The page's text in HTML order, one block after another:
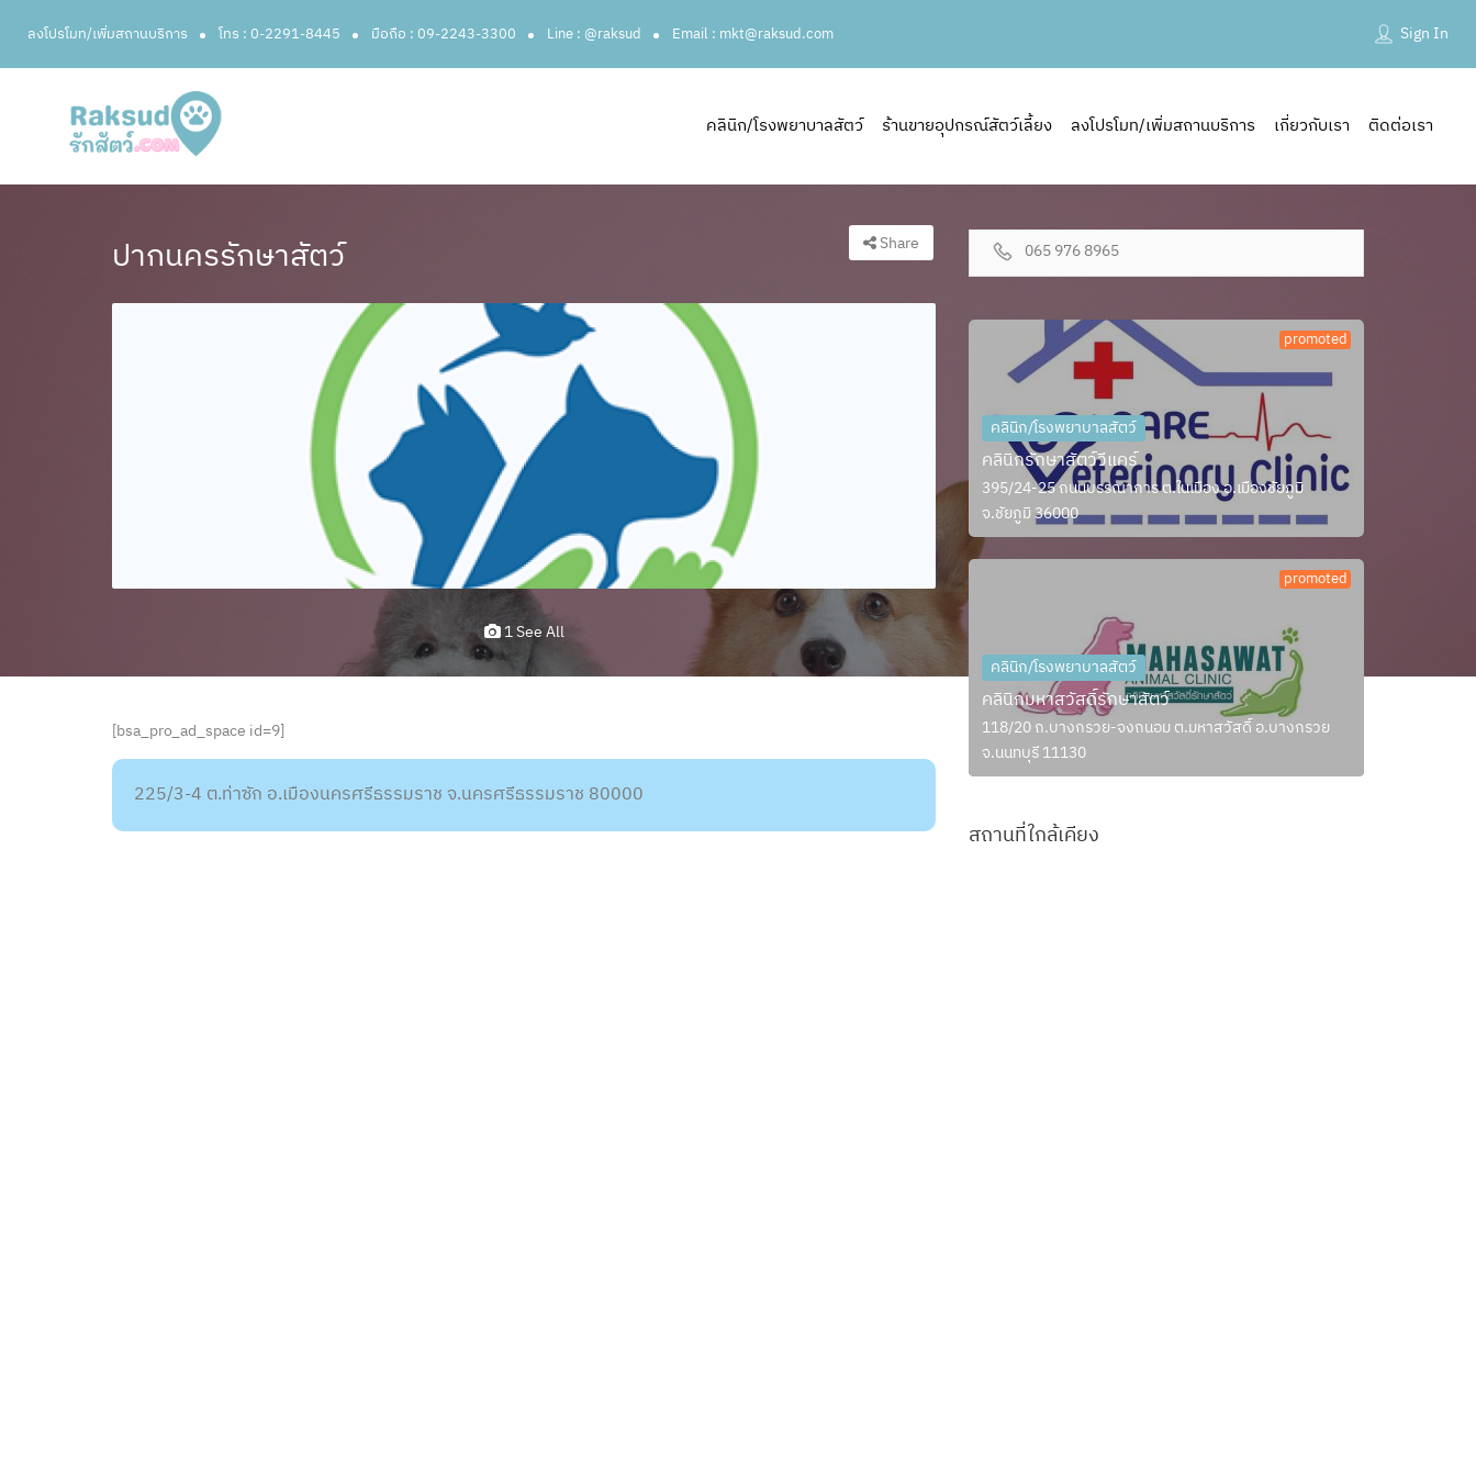
ลงโปรโมท/เพิ่มสถานบริการ โทร : 0-2291-8445 มือถือ : 09-2243-3300 Line : @raksud Email : mkt@raksud.com Sign In
คลินิก/โรงพยาบาลสัตว์ ร้านขายอุปกรณ์สัตว์เลี้ยง ลงโปรโมท/เพิ่มสถานบริการ เกี่ยวกับเรา ติดต่อเรา
ปากนครรักษาสัตว์ Share
1 See All
[bsa_pro_ad_space id=9]
225/3-4 ต.ท่าซัก อ.เมืองนครศรีธรรมราช จ.นครศรีธรรมราช 80000
065 976 8965
promoted
คลินิก/โรงพยาบาลสัตว์
คลินิกรักษาสัตว์วีแคร์
395/24-25 ถนนบรรณาการ ต.ในเมือง อ.เมืองชัยภูมิ
จ.ชัยภูมิ 36000
promoted
คลินิก/โรงพยาบาลสัตว์
คลินิกมหาสวัสดิ์รักษาสัตว์
118/20 ถ.บางกรวย-จงถนอม ต.มหาสวัสดิ์ อ.บางกรวย
จ.นนทบุรี 11130
สถานที่ใกล้เคียง